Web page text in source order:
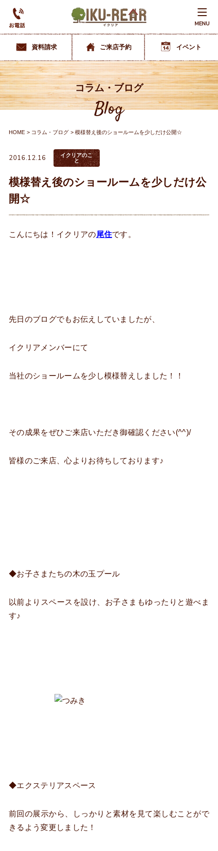
MENU
資料請求 ご来店予約 イベント
コラム・ブログ
Blog
HOME コラム・ブログ 模様替え後のショールームを少しだけ公開☆
2016.12.16
イクリアのこ
と
模様替え後のショールームを少しだけ公
開☆
こんにちは！イクリアの尾住です。
先日のブログでもお伝えしていましたが、
イクリアメンバーにて
当社のショールームを少し模様替えしました！！
その成果をぜひご来店いただき御確認ください(^^)/
皆様のご来店、心よりお待ちしております♪
◆お子さまたちの木の玉プール
以前よりスペースを設け、お子さまもゆったりと遊べま
す♪
◆エクステリアスペース
前回の展示から、しっかりと素材を見て楽しむことがで
きるよう変更しました！